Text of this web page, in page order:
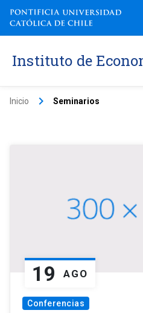
Instituto de
Inicio keyboard_arrow_right Seminarios
19 AGO
Conferencias